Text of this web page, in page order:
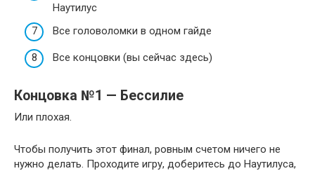
Наутилус
Все головоломки в одном гайде
Все концовки (вы сейчас здесь)
Концовка №1 — Бессилие
Или плохая.
Чтобы получить этот финал, ровным счетом ничего не
нужно делать. Проходите игру, доберитесь до Наутилуса,